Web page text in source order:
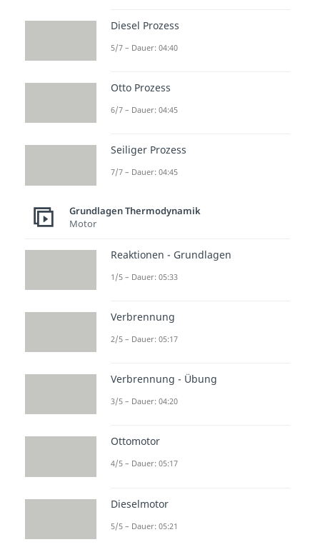
Diesel Prozess
5/7 – Dauer: 04:40
Otto Prozess
6/7 – Dauer: 04:45
Seiliger Prozess
7/7 – Dauer: 04:45
Grundlagen Thermodynamik
Motor
Reaktionen - Grundlagen
1/5 – Dauer: 05:33
Verbrennung
2/5 – Dauer: 05:17
Verbrennung - Übung
3/5 – Dauer: 04:20
Ottomotor
4/5 – Dauer: 05:17
Dieselmotor
5/5 – Dauer: 05:21